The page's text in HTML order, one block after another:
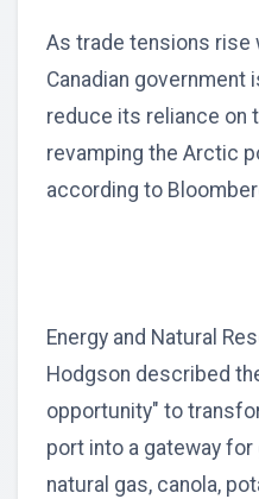
As trade tensions rise
Canadian
reduce its reliance on
revamping the Arctic
according to
Energy and Natural
Hodgson described
opportunity" to
port into a gateway
natural gas, canola,